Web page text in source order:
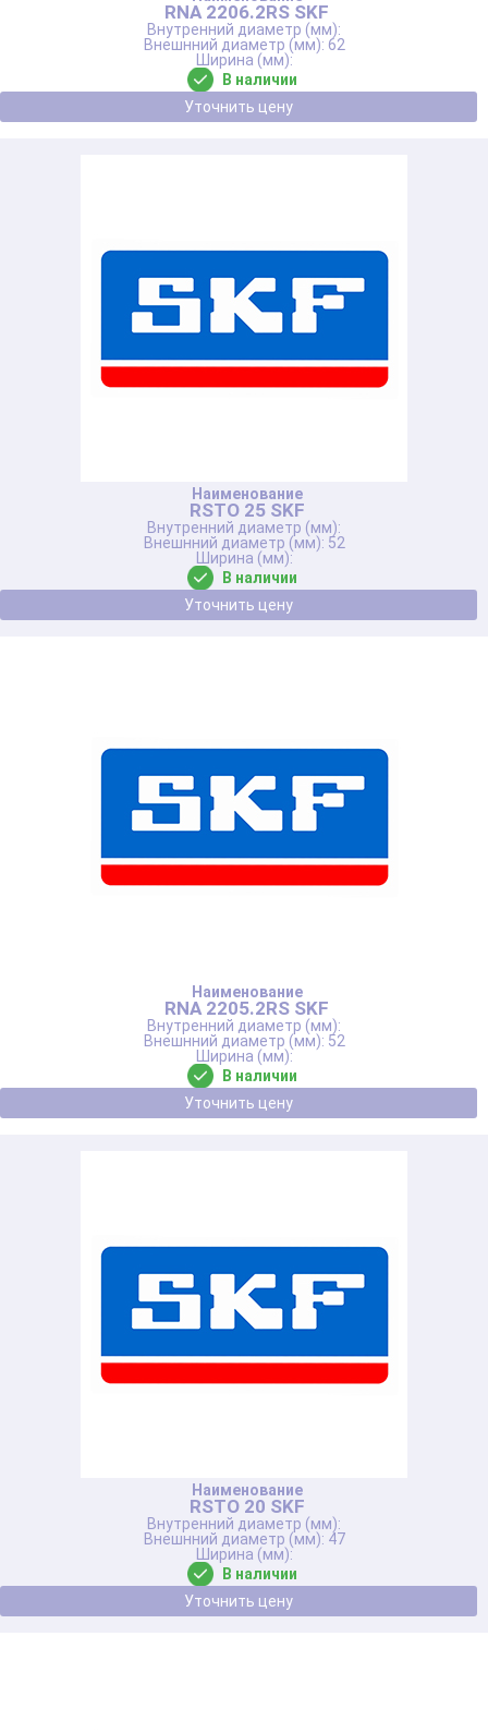
RNA 2206.2RS SKF
62
В наличии
Уточнить цену
RSTO 25 SKF
52
В наличии
Уточнить цену
RNA 2205.2RS SKF
52
В наличии
Уточнить цену
RSTO 20 SKF
47
В наличии
Уточнить цену